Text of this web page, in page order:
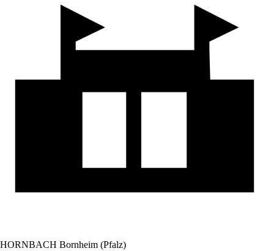
HORNBACH Bornheim (Pfalz)